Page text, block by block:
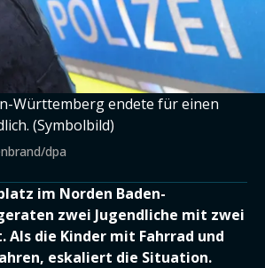
Württemberg endete für einen
(Symbolbild)
dpa
im Norden Baden-
zwei Jugendliche mit zwei
Als die Kinder mit Fahrrad und
eskaliert die Situation.